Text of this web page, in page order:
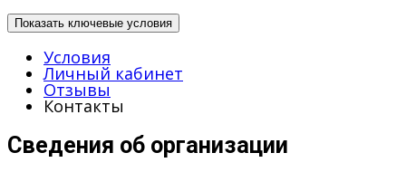
Показать ключевые условия
Условия
Личный кабинет
Отзывы
Контакты
Сведения об организации